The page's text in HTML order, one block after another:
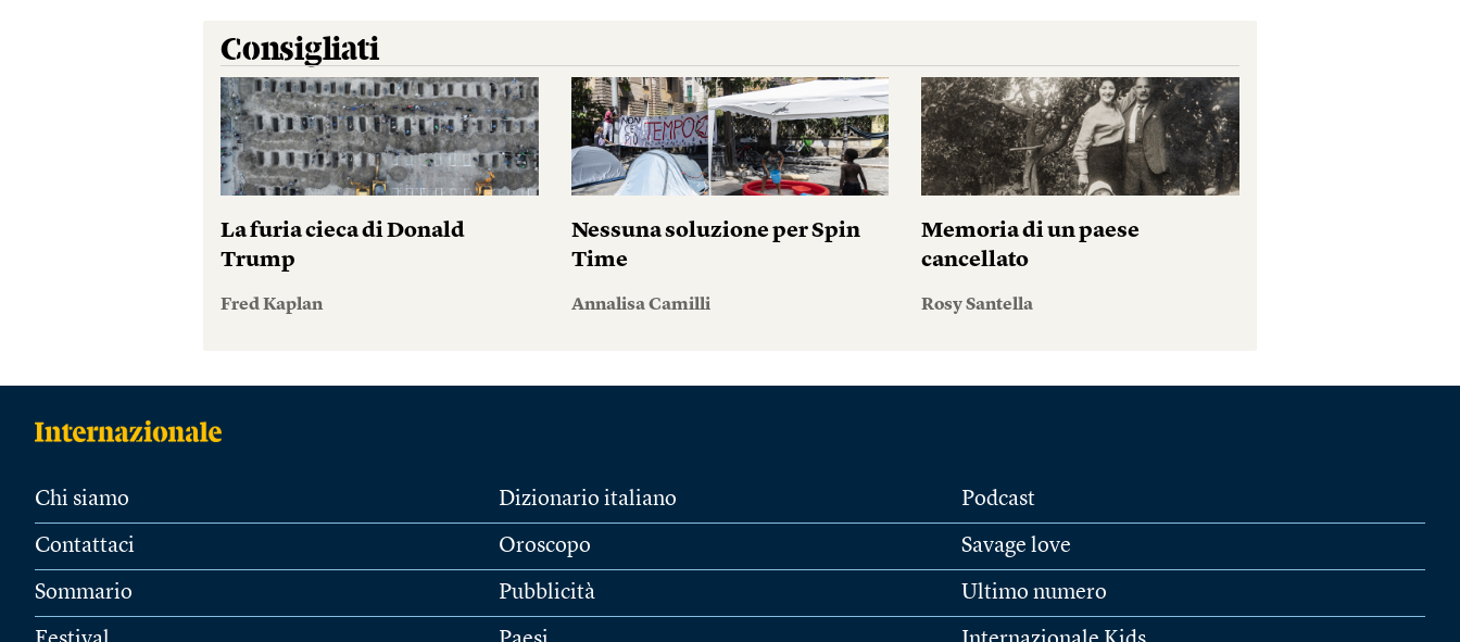
Consigliati
La furia cieca di Donald
Trump
Fred Kaplan
Nessuna soluzione per Spin
Time
Annalisa Camilli
Memoria di un paese
cancellato
Rosy Santella
Chi siamo
Contattaci
Sommario
Dizionario italiano
Oroscopo
Pubblicità
Podcast
Savage love
Ultimo numero